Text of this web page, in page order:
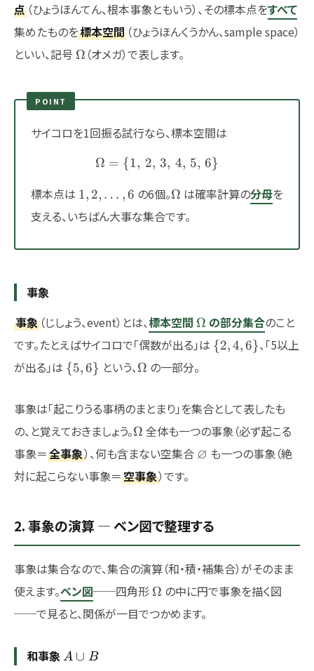
点 （ひょうほんてん、根本事象ともいう）、その標本点をすべて
集めたものを標本空間 （ひょうほんくうかん、sample space）
といい、記号 \Omega
Ω （オメガ）で表します。
POINT
サイコロを1回振る試行なら、標本空間は
\Omega =
Ω = {1, 2, 3, 4, 5, 6}
標本点は 1,2,\dots,6
1, 2, … ,6 の6個。\Omega
Ω は確率計算の分母を
支える、いちばん大事な集合です。
事象
事象 （じしょう、event）とは、標本空間 \Omega
Ω の部分集合のこと
です。たとえばサイコロで「偶数が出る」は \
{2,4,6\}
{2,4, 6}、「5以上
が出る」は \
{5,6\}
{5,6} という、\Omega
Ω の一部分。
事象は「起こりうる事柄のまとまり」を集合として表したも
の、と覚えておきましょう。\Omega
Ω 全体も一つの事象（必ず起こる
事象＝全事象）、何も含まない空集合 \varnothing
∅ も一つの事象（絶
対に起こらない事象＝空事象）です。
2. 事象の演算 — ベン図で整理する
事象は集合なので、集合の演算（和・積・補集合）がそのまま
使えます。ベン図──四角形 \Omega
Ω の中に円で事象を描く図
──で見ると、関係が一目でつかめます。
和事象 A
A ∪ B